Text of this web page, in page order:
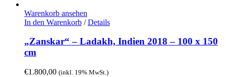
Warenkorb ansehen
In den Warenkorb / Details
„Zanskar“ – Ladakh, Indien 2018 – 100 x 150
cm
€1.800,00 (inkl. 19% MwSt.)